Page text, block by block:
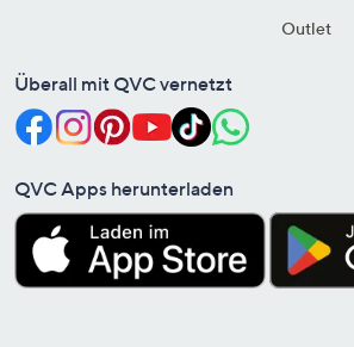
Outlet
Überall mit QVC vernetzt
QVC Apps herunterladen